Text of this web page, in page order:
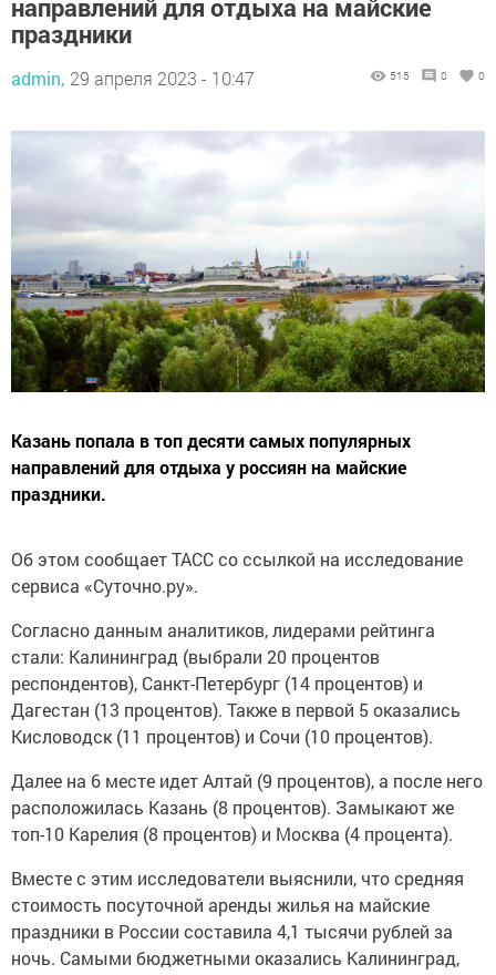
направлений для отдыха на майские
праздники
admin, 29 апреля 2023 - 10:47 515 0 0
Казань попала в топ десяти самых популярных
направлений для отдыха у россиян на майские
праздники.
Об этом сообщает ТАСС со ссылкой на исследование
сервиса «Суточно.ру».
Согласно данным аналитиков, лидерами рейтинга
стали: Калининград (выбрали 20 процентов
респондентов), Санкт-Петербург (14 процентов) и
Дагестан (13 процентов). Также в первой 5 оказались
Кисловодск (11 процентов) и Сочи (10 процентов).
Далее на 6 месте идет Алтай (9 процентов), а после него
расположилась Казань (8 процентов). Замыкают же
топ-10 Карелия (8 процентов) и Москва (4 процента).
Вместе с этим исследователи выяснили, что средняя
стоимость посуточной аренды жилья на майские
праздники в России составила 4,1 тысячи рублей за
ночь. Самыми бюджетными оказались Калининград,